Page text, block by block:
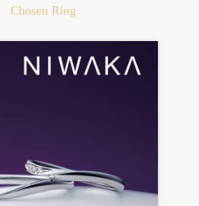
Chosen Ring